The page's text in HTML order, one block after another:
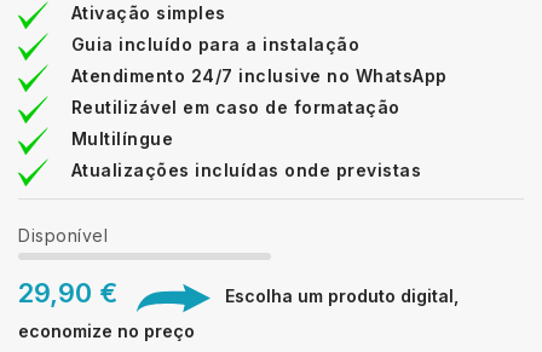
Ativação simples
Guia incluído para a instalação
Atendimento 24/7 inclusive no WhatsApp
Reutilizável em caso de formatação
Multilíngue
Atualizações incluídas onde previstas
Disponível
29,90 €
Escolha um produto digital,
economize no preço